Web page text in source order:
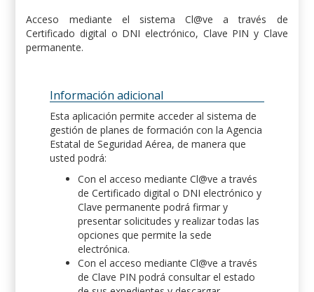
Acceso mediante el sistema Cl@ve a través de
Certificado digital o DNI electrónico, Clave PIN y Clave
permanente.
Información adicional
Esta aplicación permite acceder al sistema de
gestión de planes de formación con la Agencia
Estatal de Seguridad Aérea, de manera que
usted podrá:
Con el acceso mediante Cl@ve a través
de Certificado digital o DNI electrónico y
Clave permanente podrá firmar y
presentar solicitudes y realizar todas las
opciones que permite la sede
electrónica.
Con el acceso mediante Cl@ve a través
de Clave PIN podrá consultar el estado